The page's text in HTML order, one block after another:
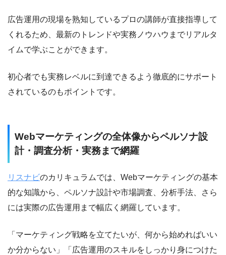
広告運用の現場を熟知しているプロの講師が直接指導して
くれるため、最新のトレンドや実務ノウハウまでリアルタ
イムで学ぶことができます。
初心者でも実務レベルに到達できるよう徹底的にサポート
されているのもポイントです。
Webマーケティングの全体像からペルソナ設
計・調査分析・実務まで網羅
リスナビのカリキュラムでは、Webマーケティングの基本
的な知識から、ペルソナ設計や市場調査、分析手法、さら
には実際の広告運用まで幅広く網羅しています。
「マーケティング戦略を立てたいが、何から始めればいい
か分からない」「広告運用のスキルをしっかり身につけた